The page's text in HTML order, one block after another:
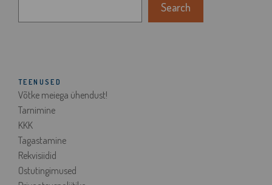
Search
TEENUSED
Võtke meiega ühendust!
Tarnimine
KKK
Tagastamine
Rekvisiidid
Ostutingimused